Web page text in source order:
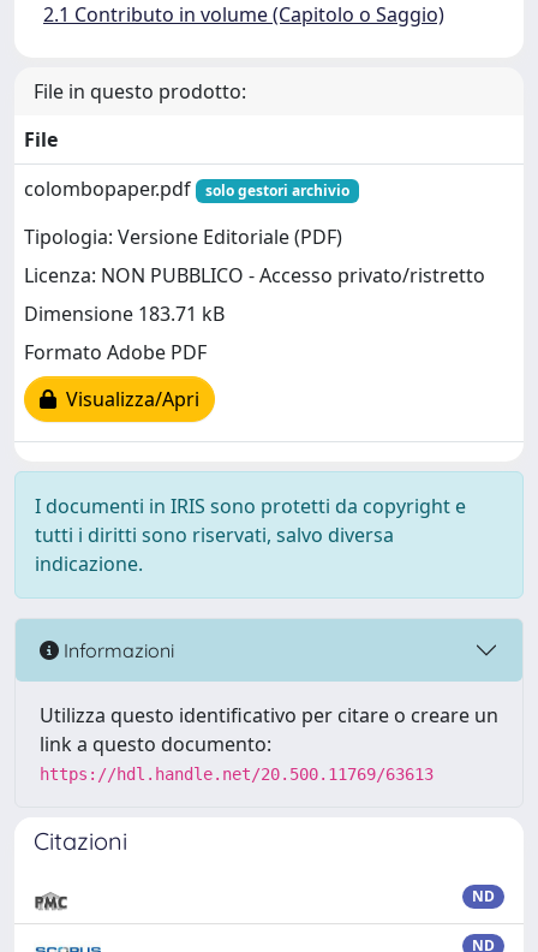
2.1 Contributo in volume (Capitolo o Saggio)
File in questo prodotto:
File
colombopaper.pdf
solo gestori archivio
Tipologia: Versione Editoriale (PDF)
Licenza: NON PUBBLICO - Accesso privato/ristretto
Dimensione 183.71 kB
Formato Adobe PDF
Visualizza/Apri
I documenti in IRIS sono protetti da copyright e
tutti i diritti sono riservati, salvo diversa
indicazione.
Informazioni
Utilizza questo identificativo per citare o creare un
link a questo documento:
https://hdl.handle.net/20.500.11769/63613
Citazioni
ND
ND